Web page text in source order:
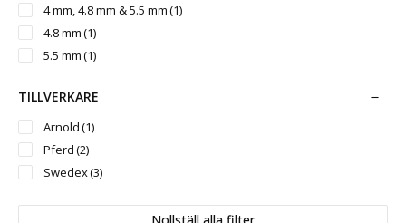
4 mm, 4.8 mm & 5.5 mm(1)
4.8 mm(1)
5.5 mm(1)
TILLVERKARE
Arnold(1)
Pferd(2)
Swedex(3)